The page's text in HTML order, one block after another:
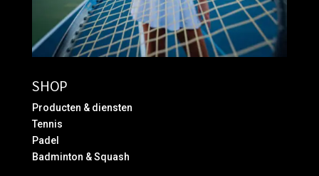
SHOP
Producten & diensten
Tennis
Padel
Badminton & Squash